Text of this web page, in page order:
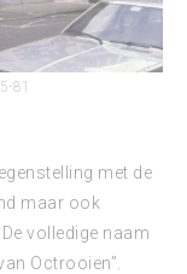
81
met de
maar ook
volledige naam
Octrooien”.